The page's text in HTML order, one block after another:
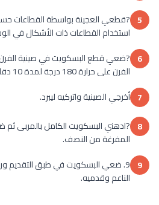
5 ?قطعي العجينة بواسطة القطاعات
استخدام القطاعات ذات الأشكال في
6 ?ضعي قطع البسكويت في صينية الفرن
الفرن على حرارة 180 درجة لمدة 10 دقائق.
7 أخرجي الصينية واتركيه ليبرد.
8 ?ادهني البسكويت الكامل بالمربى
المفرغة من النصف.
9
9. ضعي البسكويت في طبق التقديم
الناعم وقدميه.